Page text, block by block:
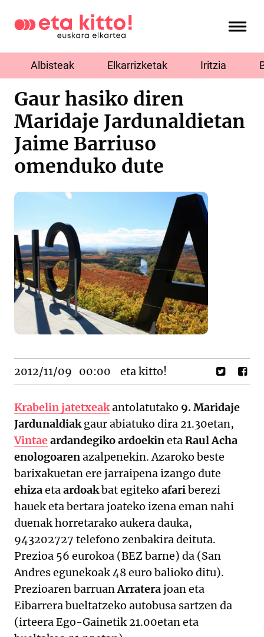
Albisteak Elkarrizketak Iritzia
Gaur hasiko diren
Maridaje Jardunaldietan
Jaime Barriuso
omenduko dute
2012/11/09 00:00 eta kitto!
Krabelin jatetxeakantolatutako 9. Maridaje
Jardunaldiakgaur abiatuko dira 21.30etan,
Vintaeardandegiko ardoekinetaRaul Acha
enologoarenazalpenekin. Azaroko beste
barixakuetan ere jarraipena izango dute
ehizaetaardoakbat egiteko afariberezi
hauek eta bertara joateko izena eman nahi
duenak horretarako aukera dauka,
943202727 telefono zenbakira deituta.
Prezioa 56 eurokoa (BEZ barne) da (San
Andres egunekoak 48 euro balioko ditu).
Prezioaren barruanArraterajoan eta
Eibarrera bueltatzeko autobusa sartzen da
(irteera Ego-Gainetik 21.00etan eta